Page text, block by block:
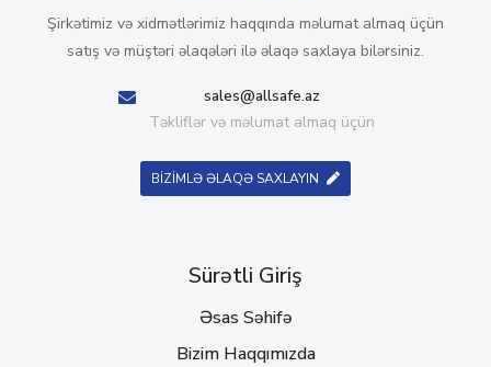
Şirkətimiz və xidmətlərimiz haqqında məlumat almaq üçün
satış və müştəri əlaqələri ilə əlaqə saxlaya bilərsiniz.
sales@allsafe.az
Təkliflər və məlumat almaq üçün
BİZİMLƏ ƏLAQƏ SAXLAYIN
Sürətli Giriş
Əsas Səhifə
Bizim Haqqımızda